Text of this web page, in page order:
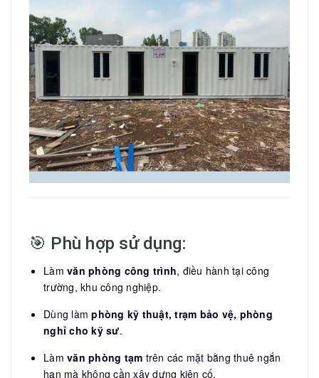
🎯 Phù hợp sử dụng:
Làm văn phòng công trình, điều hành tại công
trường, khu công nghiệp.
Dùng làmphòng kỹ thuật, trạm bảo vệ, phòng
nghỉ cho kỹ sư.
Làm văn phòng tạm trên các mặt bằng thuê ngắn
hạn mà không cần xây dựng kiên cố.